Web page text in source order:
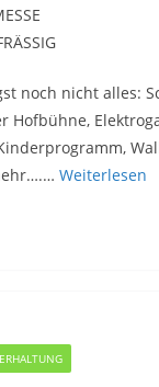
noch nicht alles:
Hofbühne,
Weiterlesen